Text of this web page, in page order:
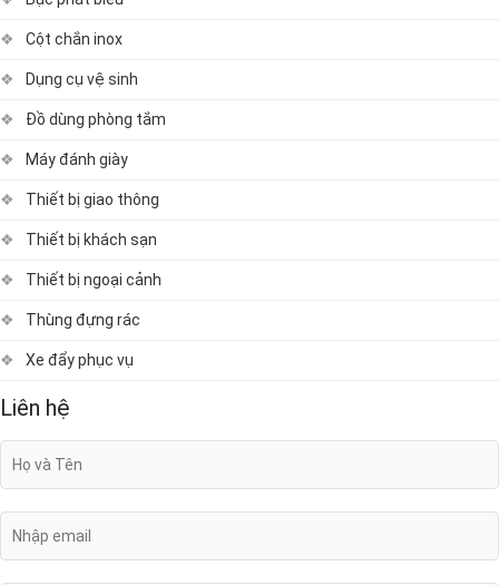
Cột chắn inox
Dụng cụ vệ sinh
Đồ dùng phòng tắm
Máy đánh giày
Thiết bị giao thông
Thiết bị khách sạn
Thiết bị ngoại cảnh
Thùng đựng rác
Xe đẩy phục vụ
Liên hệ